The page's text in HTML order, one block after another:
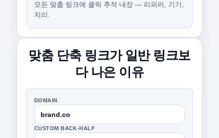
모든 맞춤 링크에 클릭 추적 내장 — 리퍼러, 기기,
지리.
맞춤 단축 링크가 일반 링크보
다 나은 이유
DOMAIN
brand.co
CUSTOM BACK-HALF